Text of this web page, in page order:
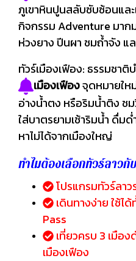
ภูเขาหินปูนสลับซับซ้อนแล
กิจกรรม Adventure มาก
ห่วงยาง ปีนผา ชมถ้ำจัง แ
ทัวร์เมืองเฟือง: ธรรมชาติ
เมืองเฟืองจุดหมายให
อ่างน้ำตง หรือริมน้ำติง ช
ใส่บาตรยามเช้าริมน้ำ ดื่ม
หาไม่ได้จากเมืองใหญ่
ทำไมต้องเลือกทัวร์ลาวกั
โปรแกรมทัวร์ลา
เดินทางง่าย ใช้ไ
Pass
เที่ยวครบ 3 เมือง
เมืองเฟือง